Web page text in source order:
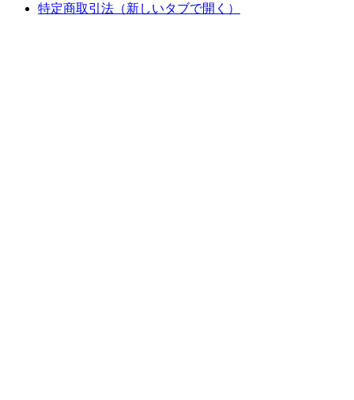
特定商取引法 （新しいタブで開く）